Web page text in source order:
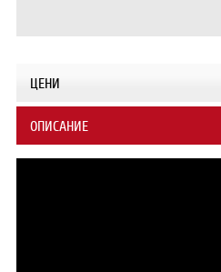
ЦЕНИ
ОПИСАНИЕ